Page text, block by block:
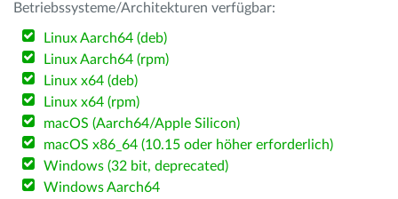
Betriebssysteme/Architekturen verfügbar:
Linux Aarch64 (deb)
Linux Aarch64 (rpm)
Linux x64 (deb)
Linux x64 (rpm)
macOS (Aarch64/Apple Silicon)
macOS x86_64 (10.15 oder höher erforderlich)
Windows (32 bit, deprecated)
Windows Aarch64